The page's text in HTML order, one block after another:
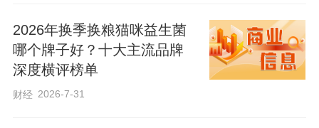
2026年换季换粮猫咪益生菌
哪个牌子好？十大主流品牌
深度横评榜单
财经 2026-7-31